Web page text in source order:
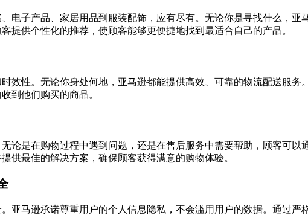
电子产品、家居用品到服装配饰，应有尽有。无论你是寻找什么，
提供个性化的推荐，使顾客能够更便捷地找到最适合自己的产品。
效性。无论你身处何地，亚马逊都能提供高效、可靠的物流配送服
到他们购买的商品。
论是在购物过程中遇到问题，还是在售后服务中需要帮助，顾客可
供最佳的解决方案，确保顾客获得满意的购物体验。
亚马逊承诺尊重用户的个人信息隐私，不会滥用用户的数据。通过